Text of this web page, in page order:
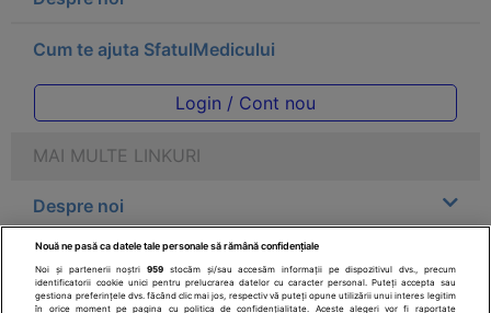
Cum te ajuta SfatulMedicului
Login / Cont nou
MAI MULTE LINKURI
Despre noi
Legal
Drepturile consumatorului
Nouă ne pasă ca datele tale personale să rămână confidențiale
Noi și partenerii noștri959 stocăm și/sau accesăm informații pe dispozitivul dvs., precum
identificatorii cookie unici pentru prelucrarea datelor cu caracter personal. Puteți accepta sau
gestiona preferințele dvs. făcând clic mai jos, respectiv vă puteți opune utilizării unui interes legitim
în orice moment pe pagina cu politica de confidențialitate. Aceste alegeri vor fi raportate